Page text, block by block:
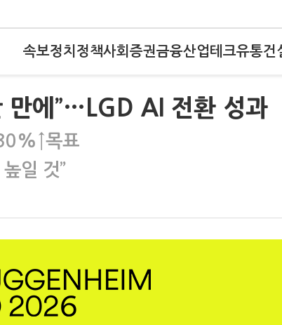
속보정치 정책사회 증권금융산업테크유통건
만에”…LGD AI 전환 성과
목표
일 것”